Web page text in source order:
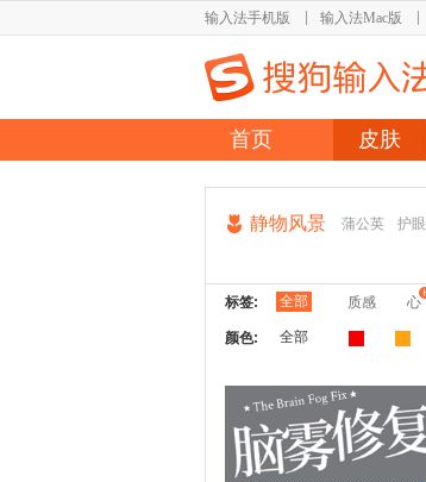
输入法手机版 输入法Mac版
首页 皮肤
静物风景 蒲公英 护眼
标签: 全部 质感 心
颜色: 全部